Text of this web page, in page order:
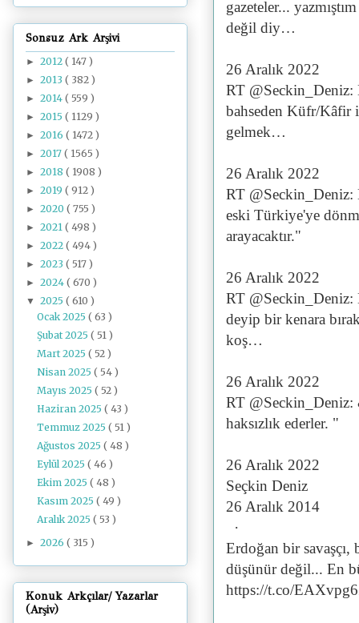
gazeteler...
değil diy…
26 Aralık 2022
RT @Seckin_Deniz:
bahseden Küfr/Kâfir
gelmek…
26 Aralık 2022
RT @Seckin_Deniz:
eski Türkiye'ye
arayacaktır."
26 Aralık 2022
RT @Seckin_Deniz:
deyip bir kenara
koş…
26 Aralık 2022
RT @Seckin_Deniz:
haksızlık ederler. "
26 Aralık 2022
Seçkin Deniz
26 Aralık 2014
·
Erdoğan bir savaşçı,
düşünür değil... En
https://t.co/
Sonsuz Ark Arşivi
► 2012 ( 147 )
► 2013 ( 382 )
► 2014 ( 559 )
► 2015 ( 1129 )
► 2016 ( 1472 )
► 2017 ( 1565 )
► 2018 ( 1908 )
► 2019 ( 912 )
► 2020 ( 755 )
► 2021 ( 498 )
► 2022 ( 494 )
► 2023 ( 517 )
► 2024 ( 670 )
▼ 2025 ( 610 )
Ocak 2025( 63 )
Şubat 2025( 51 )
Mart 2025( 52 )
Nisan 2025( 54 )
Mayıs 2025( 52 )
Haziran 2025( 43 )
Temmuz 2025( 51 )
Ağustos 2025( 48 )
Eylül 2025( 46 )
Ekim 2025( 48 )
Kasım 2025( 49 )
Aralık 2025( 53 )
► 2026 ( 315 )
Konuk Arkçılar/ Yazarlar
(Arşiv)